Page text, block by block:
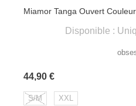
Miamor Tanga Ouvert
Disponible :
44,90 €Prix
S/M XXL